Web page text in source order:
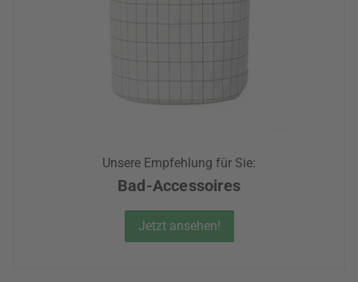
Unsere Empfehlung für Sie:
Bad-Accessoires
Jetzt ansehen!